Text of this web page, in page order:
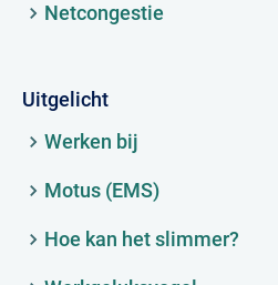
Netcongestie
Uitgelicht
Werken bij
Motus (EMS)
Hoe kan het slimmer?